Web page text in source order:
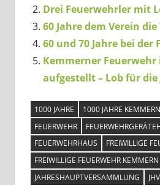
Drei Feuerwehrler mit
60 Jahre dem Verein
60 und 70 Jahre bei der
Kemmerner
aufgestellt – Lob für
1000 JAHRE 1000 JAHRE KEMMERN
FEUERWEHR
FEUERWEHRHAUS
FREIWILLIGE
FREIWILLIGE FEUERWEHR KEMMERN
JAHRESHAUPTVERSAMMLUNG
JHV